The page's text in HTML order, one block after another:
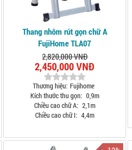
Thang nhôm rút gọn chữ A
FujiHome TLA07
2,820,000 VNĐ
2,450,000 VNĐ
Thương hiệu: Fujihome
Kích thước thu gọn: 0,9m
Chiều cao chữ A: 2,1m
Chiều cao chữ I: 4,4m